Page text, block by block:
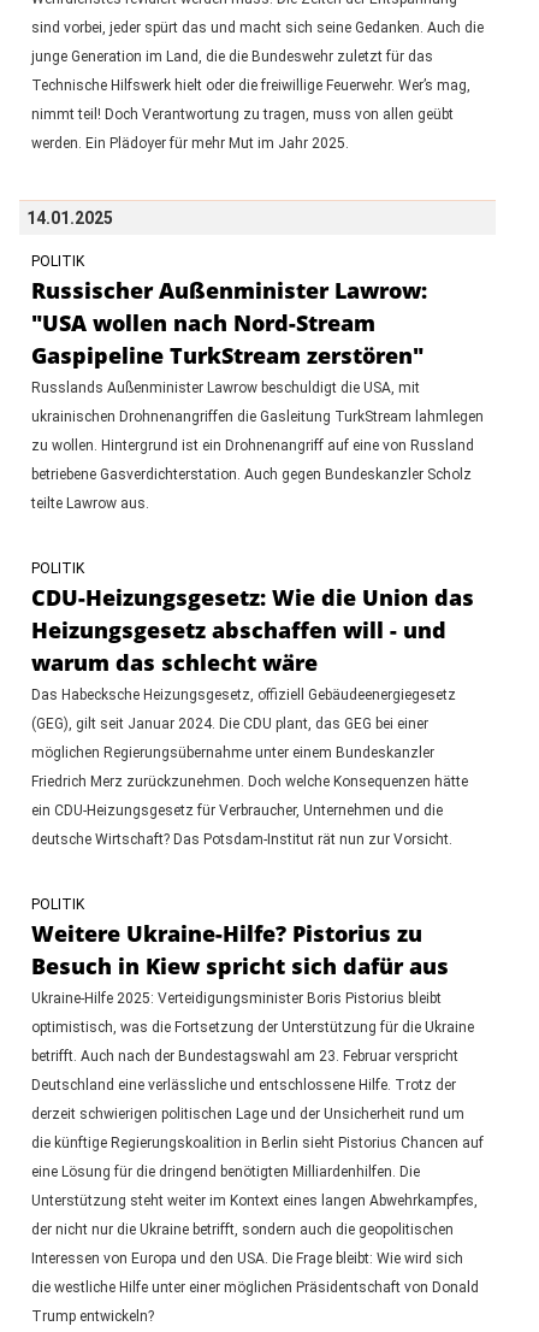
sind vorbei, jeder spürt das und macht sich seine Gedanken. Auch die
junge Generation im Land, die die Bundeswehr zuletzt für das
Technische Hilfswerk hielt oder die freiwillige Feuerwehr. Wer’s mag,
nimmt teil! Doch Verantwortung zu tragen, muss von allen geübt
werden. Ein Plädoyer für mehr Mut im Jahr 2025.
14.01.2025
POLITIK
Russischer Außenminister Lawrow:
"USA wollen nach Nord-Stream
Gaspipeline TurkStream zerstören"
Russlands Außenminister Lawrow beschuldigt die USA, mit
ukrainischen Drohnenangriffen die Gasleitung TurkStream lahmlegen
zu wollen. Hintergrund ist ein Drohnenangriff auf eine von Russland
betriebene Gasverdichterstation. Auch gegen Bundeskanzler Scholz
teilte Lawrow aus.
POLITIK
CDU-Heizungsgesetz: Wie die Union das
Heizungsgesetz abschaffen will - und
warum das schlecht wäre
Das Habecksche Heizungsgesetz, offiziell Gebäudeenergiegesetz
(GEG), gilt seit Januar 2024. Die CDU plant, das GEG bei einer
möglichen Regierungsübernahme unter einem Bundeskanzler
Friedrich Merz zurückzunehmen. Doch welche Konsequenzen hätte
ein CDU-Heizungsgesetz für Verbraucher, Unternehmen und die
deutsche Wirtschaft? Das Potsdam-Institut rät nun zur Vorsicht.
POLITIK
Weitere Ukraine-Hilfe? Pistorius zu
Besuch in Kiew spricht sich dafür aus
Ukraine-Hilfe 2025: Verteidigungsminister Boris Pistorius bleibt
optimistisch, was die Fortsetzung der Unterstützung für die Ukraine
betrifft. Auch nach der Bundestagswahl am 23. Februar verspricht
Deutschland eine verlässliche und entschlossene Hilfe. Trotz der
derzeit schwierigen politischen Lage und der Unsicherheit rund um
die künftige Regierungskoalition in Berlin sieht Pistorius Chancen auf
eine Lösung für die dringend benötigten Milliardenhilfen. Die
Unterstützung steht weiter im Kontext eines langen Abwehrkampfes,
der nicht nur die Ukraine betrifft, sondern auch die geopolitischen
Interessen von Europa und den USA. Die Frage bleibt: Wie wird sich
die westliche Hilfe unter einer möglichen Präsidentschaft von Donald
Trump entwickeln?